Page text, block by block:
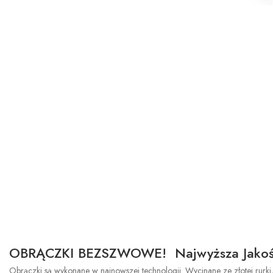
OBRĄCZKI BEZSZWOWE! Najwyższa
Obrączki są wykonane w najnowszej technologii. Wycinane ze złotej